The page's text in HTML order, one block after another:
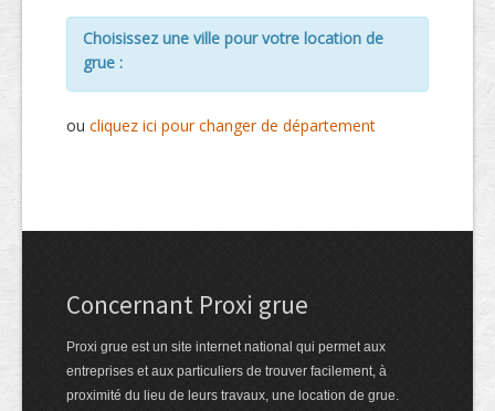
Choisissez une ville pour votre location de
grue :
ou cliquez ici pour changer de département
Concernant Proxi grue
Proxi grue est un site internet national qui permet aux
entreprises et aux particuliers de trouver facilement, à
proximité du lieu de leurs travaux, une location de grue.